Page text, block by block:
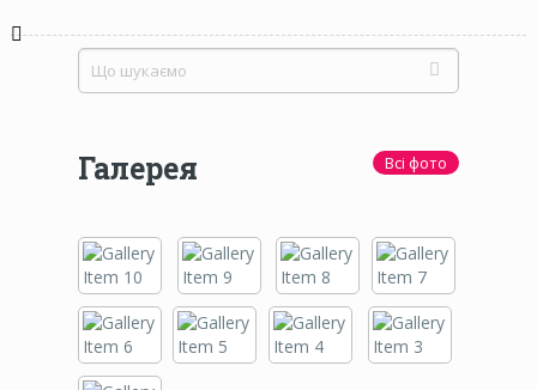
Галерея Всі фото